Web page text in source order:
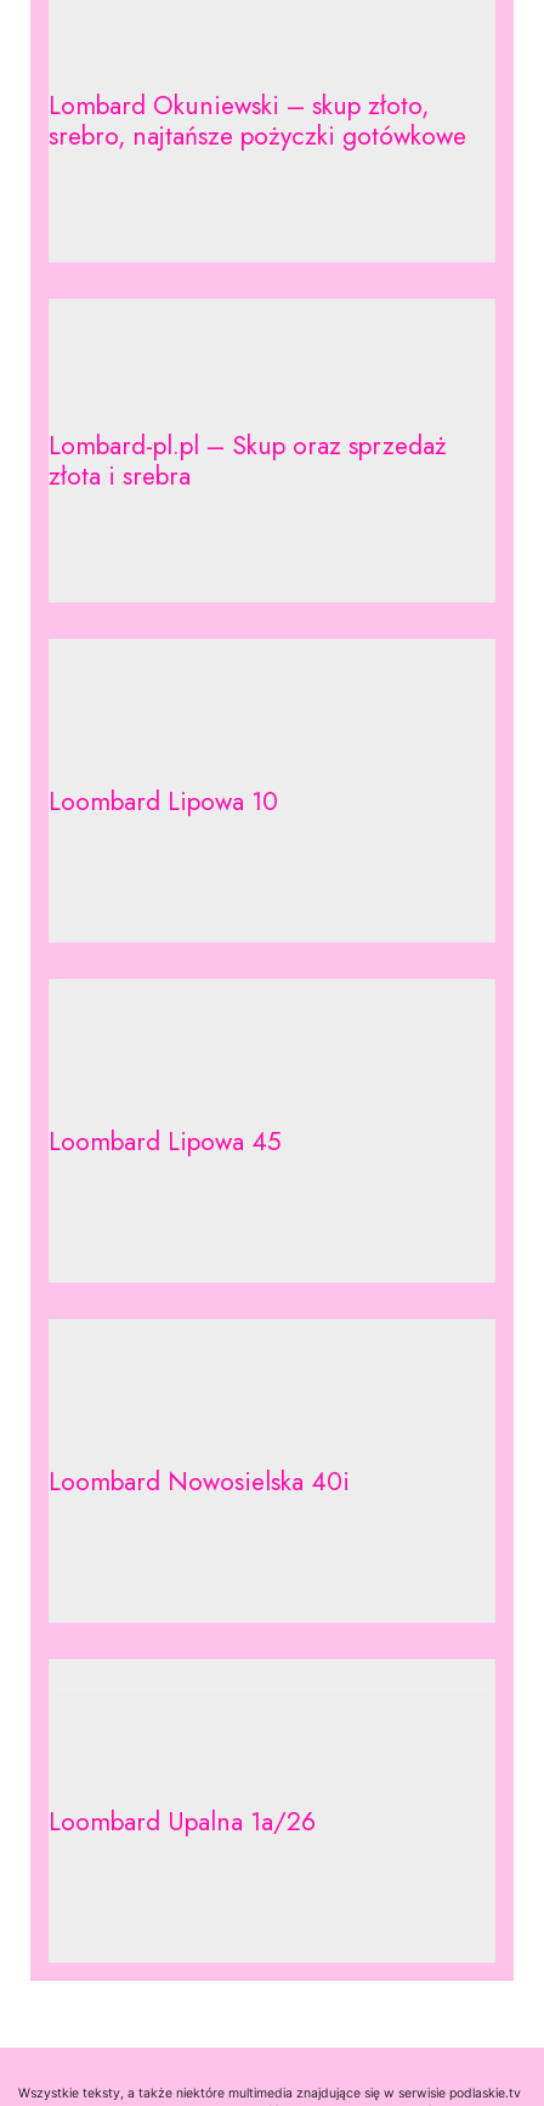
Lombard Okuniewski – skup złoto,
srebro, najtańsze pożyczki gotówkowe
Lombard-pl.pl – Skup oraz sprzedaż
złota i srebra
Loombard Lipowa 10
Loombard Lipowa 45
Loombard Nowosielska 40i
Loombard Upalna 1a/26
Wszystkie teksty, a także niektóre multimedia znajdujące się w serwisie podlaskie.tv